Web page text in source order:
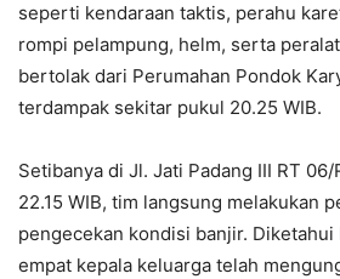
seperti kendaraan taktis, perahu
rompi pelampung, helm, serta
bertolak dari Perumahan Pondok
terdampak sekitar pukul 20.25 WIB.
Setibanya di Jl. Jati Padang III RT
22.15 WIB, tim langsung melakukan
pengecekan kondisi banjir. Diketahui
empat kepala keluarga telah